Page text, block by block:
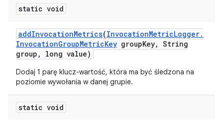
static void
addInvocationMetrics(InvocationMetricLogger.
InvocationGroupMetricKey groupKey, String
group , long value)
Dodaj 1 parę klucz-wartość, która ma być śledzona na
poziomie wywołania w danej grupie.
static void